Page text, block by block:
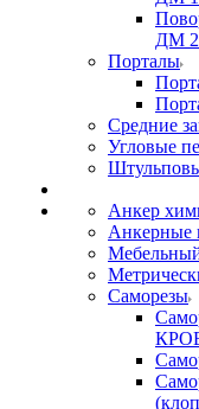
ДМ
Порталы
Средние
Угловые
Анкер
Анкерные
Саморезы